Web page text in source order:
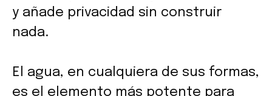
y añade privacidad sin construir
nada.
El agua, en cualquiera de sus formas,
es el elemento más potente para